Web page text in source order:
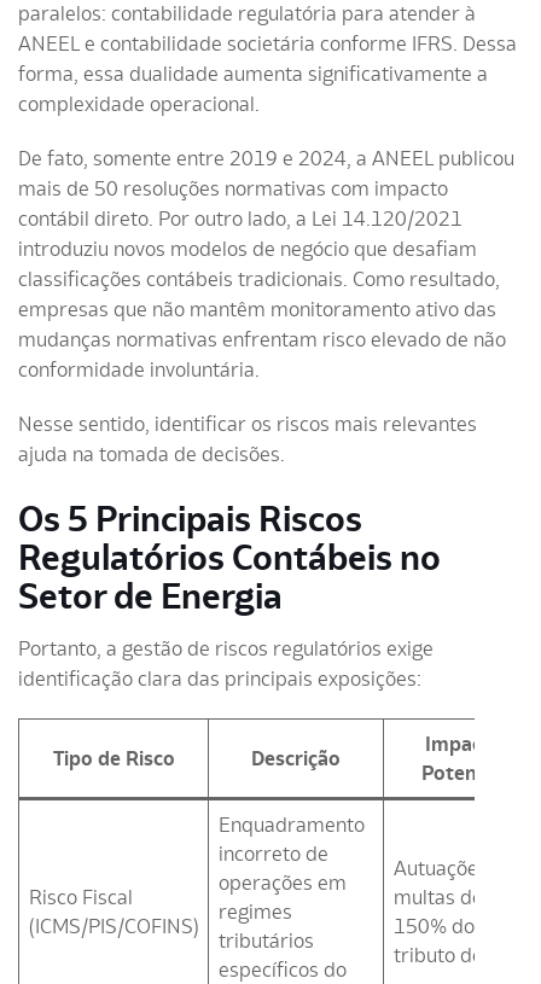
paralelos: contabilidade regulatória para atender à
ANEEL e contabilidade societária conforme IFRS. Dessa
forma, essa dualidade aumenta significativamente a
complexidade operacional.
De fato, somente entre 2019 e 2024, a ANEEL publicou
mais de 50 resoluções normativas com impacto
contábil direto. Por outro lado, a Lei 14.120/2021
introduziu novos modelos de negócio que desafiam
classificações contábeis tradicionais. Como resultado,
empresas que não mantêm monitoramento ativo das
mudanças normativas enfrentam risco elevado de não
conformidade involuntária.
Nesse sentido, identificar os riscos mais relevantes
ajuda na tomada de decisões.
Os 5 Principais Riscos
Regulatórios Contábeis no
Setor de Energia
Portanto, a gestão de riscos regulatórios exige
identificação clara das principais exposições:
Tipo de Risco Descrição
Impacto
Potencial
Risco Fiscal
(ICMS/PIS/COFINS)
Enquadramento
incorreto de
operações em
regimes
tributários
específicos do
Autuações com
multas de até
150% do
tributo devido